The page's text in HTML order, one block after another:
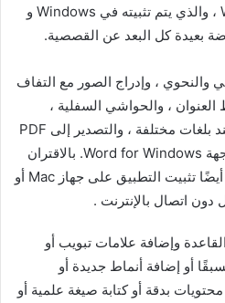
مثل الإصدار المدفوع من Word ، والذي يتم تثبيته في Windows و
والنحوي ، وإدراج الصور مع التفاف
العنوان ، والحواشي السفلية ،
والترجمة التلقائية للمستند بلغات مختلفة ، والتصدير إلى PDF
… والواجهة التي تشبه واجهة Word for Windows. بالاقتران
مع متصفح Edge ، يمكن أيضًا تثبيت التطبيق على جهاز Mac أو
اتصال بالإنترنت .
وإضافة علامات تبويب أو
أو إضافة أنماط جديدة أو
بدقة أو كتابة صيغة علمية أو